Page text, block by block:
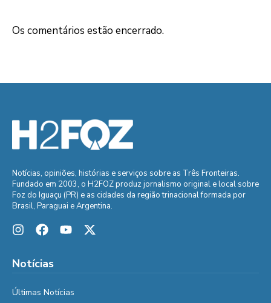
Os comentários estão encerrado.
Notícias, opiniões, histórias e serviços sobre as Três Fronteiras.
Fundado em 2003, o H2FOZ produz jornalismo original e local sobre
Foz do Iguaçu (PR) e as cidades da região trinacional formada por
Brasil, Paraguai e Argentina.
Notícias
Últimas Notícias